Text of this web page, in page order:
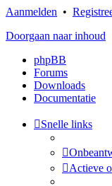
Aanmelden •
Doorgaan naar inhoud
phpBB
Forums
Downloads
Documentatie
Snelle links
Actieve